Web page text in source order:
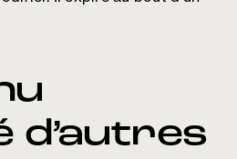
d’autres